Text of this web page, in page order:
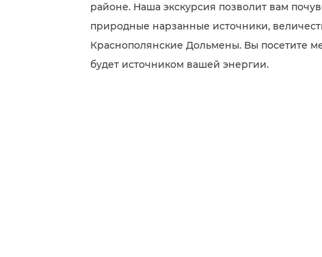
районе. Наша экскурсия позволит вам
природные нарзанные источники,
Краснополянские Дольмены. Вы посетите
будет источником вашей энергии.